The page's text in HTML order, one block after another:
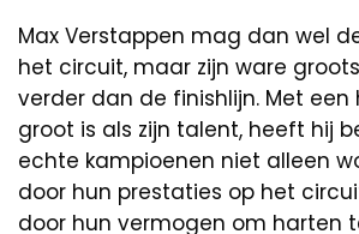
Max Verstappen mag dan wel
het circuit, maar zijn ware
verder dan de finishlijn. Met
groot is als zijn talent, heeft hij
echte kampioenen niet alleen
door hun prestaties op het
door hun vermogen om harten